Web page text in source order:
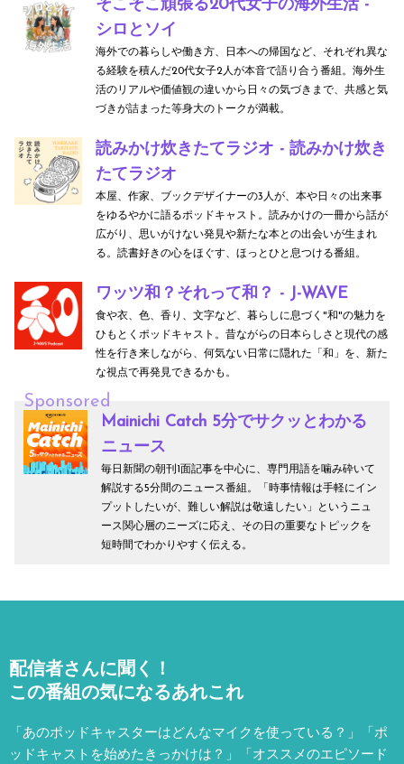
そこそこ頑張る20代女子の海外生活 -
シロとソイ
海外での暮らしや働き方、日本への帰国など、それぞれ異な
る経験を積んだ20代女子2人が本音で語り合う番組。海外生
活のリアルや価値観の違いから日々の気づきまで、共感と気
づきが詰まった等身大のトークが満載。
読みかけ炊きたてラジオ - 読みかけ炊き
たてラジオ
本屋、作家、ブックデザイナーの3人が、本や日々の出来事
をゆるやかに語るポッドキャスト。読みかけの一冊から話が
広がり、思いがけない発見や新たな本との出会いが生まれ
る。読書好きの心をほぐす、ほっとひと息つける番組。
ワッツ和？それって和？ - J-WAVE
食や衣、色、香り、文字など、暮らしに息づく"和"の魅力を
ひもとくポッドキャスト。昔ながらの日本らしさと現代の感
性を行き来しながら、何気ない日常に隠れた「和」を、新た
な視点で再発見できるかも。
Sponsored
Mainichi Catch 5分でサクッとわかる
ニュース
毎日新聞の朝刊1面記事を中心に、専門用語を噛み砕いて
解説する5分間のニュース番組。「時事情報は手軽にイン
プットしたいが、難しい解説は敬遠したい」というニュ
ース関心層のニーズに応え、その日の重要なトピックを
短時間でわかりやすく伝える。
配信者さんに聞く！
この番組の気になるあれこれ
「あのポッドキャスターはどんなマイクを使っている？」「ポ
ッドキャストを始めたきっかけは？」「オススメのエピソード